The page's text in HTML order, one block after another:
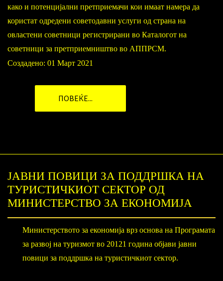
како и потенцијални претприемачи кои имаат намера да
користат одредени советодавни услуги од страна на
овластени советници регистрирани во Каталогот на
советници за претприемништво во АППРСМ.
Создадено: 01 Март 2021
ПОВЕЌЕ...
ЈАВНИ ПОВИЦИ ЗА ПОДДРШКА НА
ТУРИСТИЧКИОТ СЕКТОР ОД
МИНИСТЕРСТВО ЗА ЕКОНОМИЈА
Министерството за економија врз основа на Програмата
за развој на туризмот во 20121 година објави јавни
повици за поддршка на туристичкиот сектор.